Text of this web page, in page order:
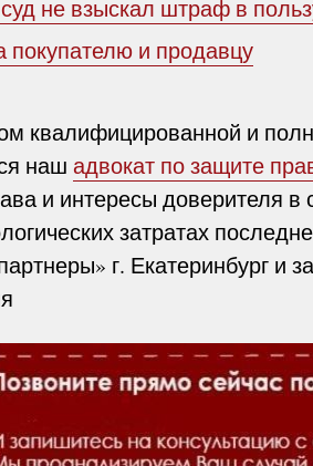
не взыскал штраф в
и продавцу
квалифицированной и
наш адвокат по защите
и интересы доверителя
затратах
г. Екатеринбург и